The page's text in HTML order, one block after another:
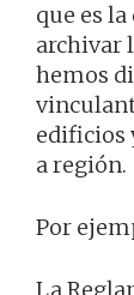
que es
archivar
hemos
edificios
a región.
Por